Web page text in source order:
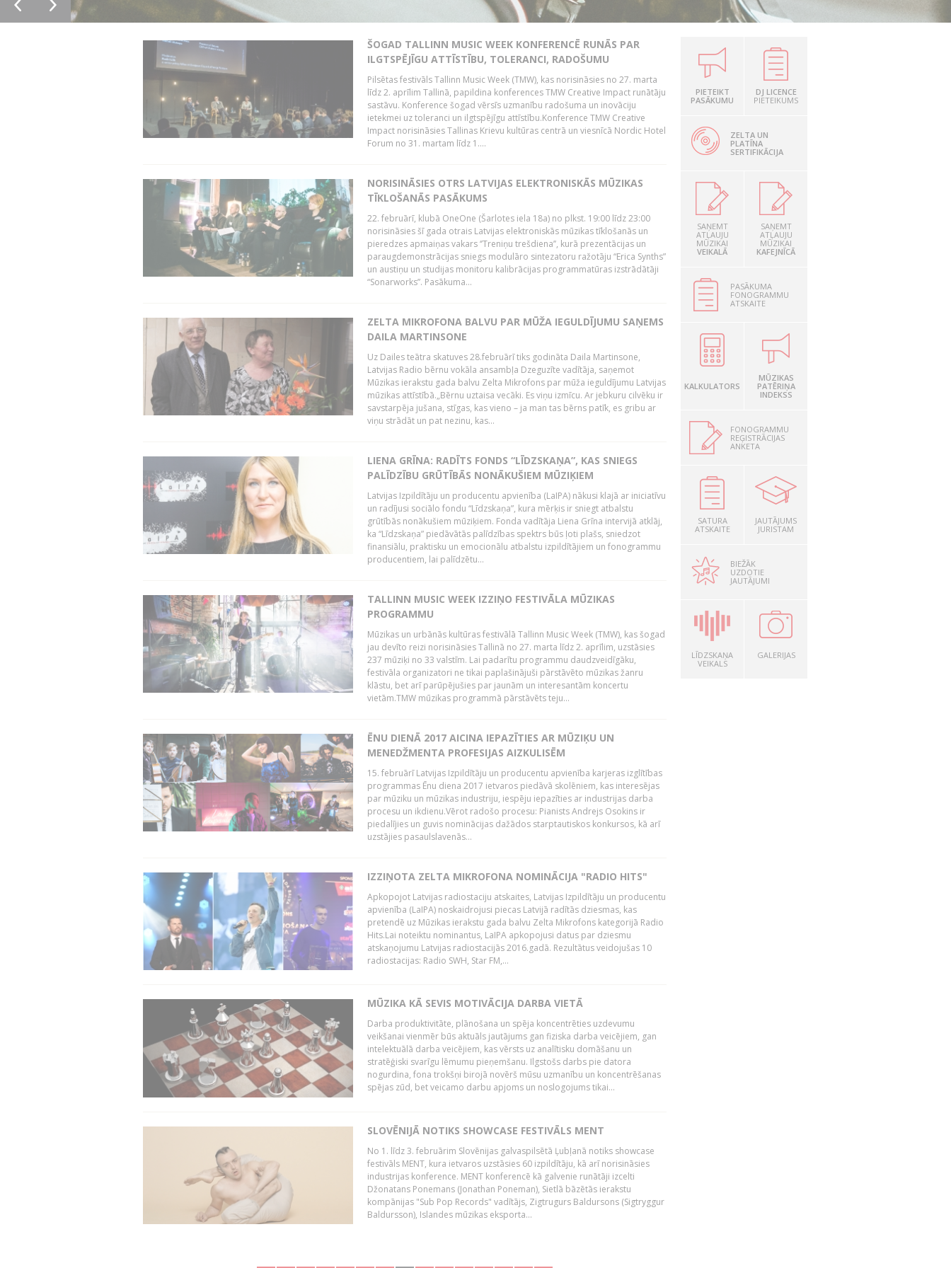
ŠOGAD TALLINN MUSIC WEEK KONFERENCĒ RUNĀS PAR
ILGTSPĒJĪGU ATTĪSTĪBU, TOLERANCI, RADOŠUMU
Pilsētas festivāls Tallinn Music Week (TMW), kas norisināsies no 27. marta
līdz 2. aprīlim Tallinā, papildina konferences TMW Creative Impact runātāju
sastāvu. Konference šogad vērsīs uzmanību radošuma un inovāciju
ietekmei uz toleranci un ilgtspējīgu attīstību.Konference TMW Creative
Impact norisināsies Tallinas Krievu kultūras centrā un viesnīcā Nordic Hotel
Forum no 31. martam līdz 1....
NORISINĀSIES OTRS LATVIJAS ELEKTRONISKĀS MŪZIKAS
TĪKLOŠANĀS PASĀKUMS
22. februārī, klubā OneOne (Šarlotes iela 18a) no plkst. 19:00 līdz 23:00
norisināsies šī gada otrais Latvijas elektroniskās mūzikas tīklošanās un
pieredzes apmaiņas vakars ‘’Treniņu trešdiena’’, kurā prezentācijas un
paraugdemonstrācijas sniegs modulāro sintezatoru ražotāju “Erica Synths”
un austiņu un studijas monitoru kalibrācijas programmatūras izstrādātāji
“Sonarworks”. Pasākuma...
ZELTA MIKROFONA BALVU PAR MŪŽA IEGULDĪJUMU SAŅEMS
DAILA MARTINSONE
Uz Dailes teātra skatuves 28.februārī tiks godināta Daila Martinsone,
Latvijas Radio bērnu vokāla ansambļa Dzeguzīte vadītāja, saņemot
Mūzikas ierakstu gada balvu Zelta Mikrofons par mūža ieguldījumu Latvijas
mūzikas attīstībā.„Bērnu uztaisa vecāki. Es viņu izmīcu. Ar jebkuru cilvēku ir
savstarpēja jušana, stīgas, kas vieno – ja man tas bērns patīk, es gribu ar
viņu strādāt un pat nezinu, kas...
LIENA GRĪNA: RADĪTS FONDS “LĪDZSKAŅA”, KAS SNIEGS
PALĪDZĪBU GRŪTĪBĀS NONĀKUŠIEM MŪZIĶIEM
Latvijas Izpildītāju un producentu apvienība (LaIPA) nākusi klajā ar iniciatīvu
un radījusi sociālo fondu “Līdzskaņa”, kura mērķis ir sniegt atbalstu
grūtībās nonākušiem mūziķiem. Fonda vadītāja Liena Grīna intervijā atklāj,
ka “Līdzskaņa” piedāvātās palīdzības spektrs būs ļoti plašs, sniedzot
finansiālu, praktisku un emocionālu atbalstu izpildītājiem un fonogrammu
producentiem, lai palīdzētu...
TALLINN MUSIC WEEK IZZIŅO FESTIVĀLA MŪZIKAS
PROGRAMMU
Mūzikas un urbānās kultūras festivālā Tallinn Music Week (TMW), kas šogad
jau devīto reizi norisināsies Tallinā no 27. marta līdz 2. aprīlim, uzstāsies
237 mūziķi no 33 valstīm. Lai padarītu programmu daudzveidīgāku,
festivāla organizatori ne tikai paplašinājuši pārstāvēto mūzikas žanru
klāstu, bet arī parūpējušies par jaunām un interesantām koncertu
vietām.TMW mūzikas programmā pārstāvēts teju...
ĒNU DIENĀ 2017 AICINA IEPAZĪTIES AR MŪZIĶU UN
MENEDŽMENTA PROFESIJAS AIZKULISĒM
15. februārī Latvijas Izpildītāju un producentu apvienība karjeras izglītības
programmas Ēnu diena 2017 ietvaros piedāvā skolēniem, kas interesējas
par mūziku un mūzikas industriju, iespēju iepazīties ar industrijas darba
procesu un ikdienu.Vērot radošo procesu: Pianists Andrejs Osokins ir
piedalījies un guvis nominācijas dažādos starptautiskos konkursos, kā arī
uzstājies pasaulslavenās...
IZZIŅOTA ZELTA MIKROFONA NOMINĀCIJA "RADIO HITS"
Apkopojot Latvijas radiostaciju atskaites, Latvijas Izpildītāju un producentu
apvienība (LaIPA) noskaidrojusi piecas Latvijā radītās dziesmas, kas
pretendē uz Mūzikas ierakstu gada balvu Zelta Mikrofons kategorijā Radio
Hits.Lai noteiktu nominantus, LaIPA apkopojusi datus par dziesmu
atskaņojumu Latvijas radiostacijās 2016.gadā. Rezultātus veidojušas 10
radiostacijas: Radio SWH, Star FM,...
MŪZIKA KĀ SEVIS MOTIVĀCIJA DARBA VIETĀ
Darba produktivitāte, plānošana un spēja koncentrēties uzdevumu
veikšanai vienmēr būs aktuāls jautājums gan fiziska darba veicējiem, gan
intelektuālā darba veicējiem, kas vērsts uz analītisku domāšanu un
stratēģiski svarīgu lēmumu pieņemšanu. Ilgstošs darbs pie datora
nogurdina, fona trokšņi birojā novērš mūsu uzmanību un koncentrēšanas
spējas zūd, bet veicamo darbu apjoms un noslogojums tikai...
SLOVĒNIJĀ NOTIKS SHOWCASE FESTIVĀLS MENT
No 1. līdz 3. februārim Slovēnijas galvaspilsētā Ļubļanā notiks showcase
festivāls MENT, kura ietvaros uzstāsies 60 izpildītāju, kā arī norisināsies
industrijas konference. MENT konferencē kā galvenie runātāji izcelti
Džonatans Ponemans (Jonathan Poneman), Sietlā bāzētās ierakstu
kompānijas "Sub Pop Records" vadītājs, Zigtrugurs Baldursons (Sigtryggur
Baldursson), Islandes mūzikas eksporta...
PIETEIKT
PASĀKUMU
DJ LICENCE
PIETEIKUMS
ZELTA UN
PLATĪNA
SERTIFIKĀCIJA
SAŅEMT
ATĻAUJU
MŪZIKAI
VEIKALĀ
SAŅEMT
ATĻAUJU
MŪZIKAI
KAFEJNĪCĀ
PASĀKUMA
FONOGRAMMU
ATSKAITE
KALKULATORS
MŪZIKAS
PATĒRIŅA
INDEKSS
FONOGRAMMU
REĢISTRĀCIJAS
ANKETA
SATURA
ATSKAITE
JAUTĀJUMS
JURISTAM
BIEŽĀK
UZDOTIE
JAUTĀJUMI
LĪDZSKAŅA
VEIKALS
GALERIJAS